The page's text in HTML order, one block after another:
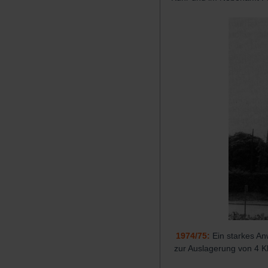
1974/75: Ein starkes
zur Auslagerung von 4